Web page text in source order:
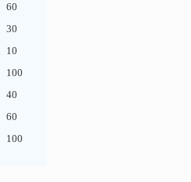
60
30
10
100
40
60
100